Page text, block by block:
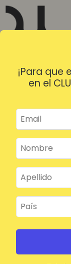
¡Para que
en el
Mantenerme